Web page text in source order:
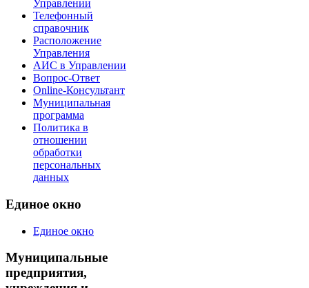
Управлении
Телефонный
справочник
Расположение
Управления
АИС в Управлении
Вопрос-Ответ
Online-Консультант
Муниципальная
программа
Политика в
отношении
обработки
персональных
данных
Единое окно
Единое окно
Муниципальные
предприятия,